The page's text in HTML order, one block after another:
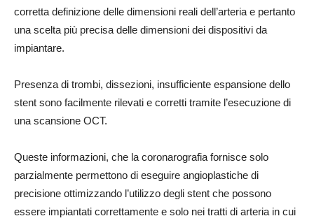
corretta definizione delle dimensioni reali dell’arteria e pertanto
una scelta più precisa delle dimensioni dei dispositivi da
impiantare.
Presenza di trombi, dissezioni, insufficiente espansione dello
stent sono facilmente rilevati e corretti tramite l’esecuzione di
una scansione OCT.
Queste informazioni, che la coronarografia fornisce solo
parzialmente permettono di eseguire angioplastiche di
precisione ottimizzando l’utilizzo degli stent che possono
essere impiantati correttamente e solo nei tratti di arteria in cui